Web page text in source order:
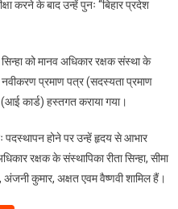
करने के बाद उन्हें पुनः “बिहार प्रदेश
को मानव अधिकार रक्षक संस्था के
प्रमाण पत्र (सदस्यता प्रमाण
कार्ड) हस्तगत कराया गया।
पदस्थापन होने पर उन्हें हृदय से आभार
रक्षक के संस्थापिका रीता सिन्हा, सीमा
अंजनी कुमार, अक्षत एवम वैष्णवी शामिल हैं।